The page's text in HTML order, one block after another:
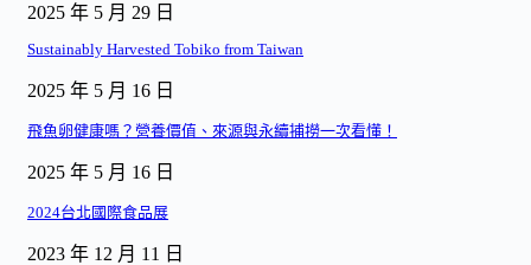
2025 年 5 月 29 日
Sustainably Harvested Tobiko from Taiwan
2025 年 5 月 16 日
飛魚卵健康嗎？營養價值、來源與永續捕撈一次看懂！
2025 年 5 月 16 日
2024台北國際食品展
2023 年 12 月 11 日